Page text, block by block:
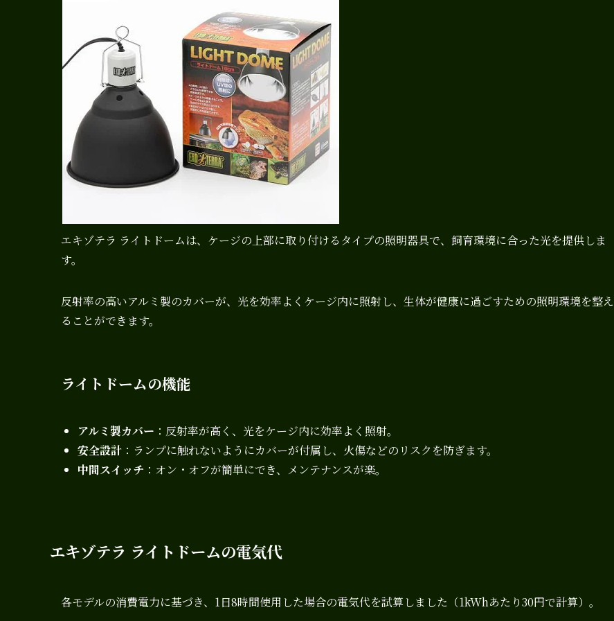
エキゾテラ ライトドームは、ケージの上部に取り付けるタイプの照明器具で、飼育環境に合った光を提供しま
す。
反射率の高いアルミ製のカバーが、光を効率よくケージ内に照射し、生体が健康に過ごすための照明環境を整え
ることができます。
ライトドームの機能
アルミ製カバー ：反射率が高く、光をケージ内に効率よく照射。
安全設計 ：ランプに触れないようにカバーが付属し、火傷などのリスクを防ぎます。
中間スイッチ ：オン・オフが簡単にでき、メンテナンスが楽。
エキゾテラ ライトドームの電気代
各モデルの消費電力に基づき、1日8時間使用した場合の電気代を試算しました（1kWhあたり30円で計算）。